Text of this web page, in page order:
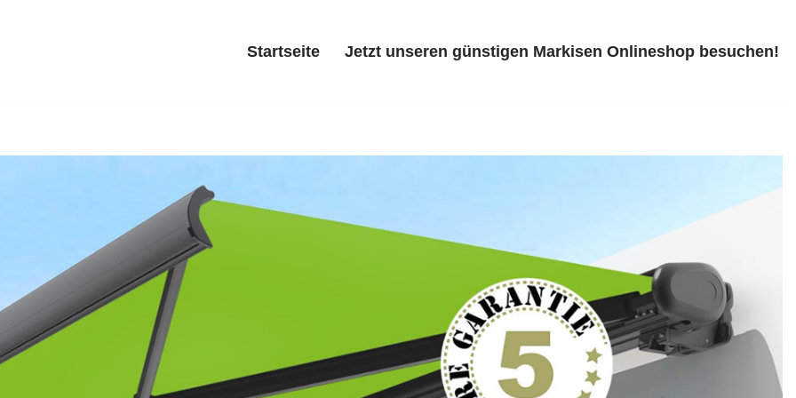
Startseite Jetzt unseren günstigen Markisen Onlineshop besuchen!